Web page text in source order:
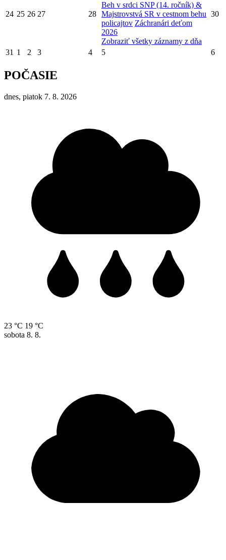
24 25 26 27 28
Beh v srdci SNP (14. ročník) &
Majstrovstvá SR v cestnom behu
policajtov Záchranári deťom
2026
Zobraziť všetky záznamy z dňa
30
31 1 2 3 4 5 6
POČASIE
dnes, piatok 7. 8. 2026
23 °C 19 °C
sobota 8. 8.